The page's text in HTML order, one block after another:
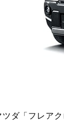
ツダ「フレア